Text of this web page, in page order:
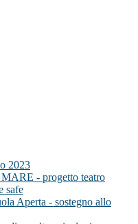
2023
- progetto teatro
safe
Aperta - sostegno allo